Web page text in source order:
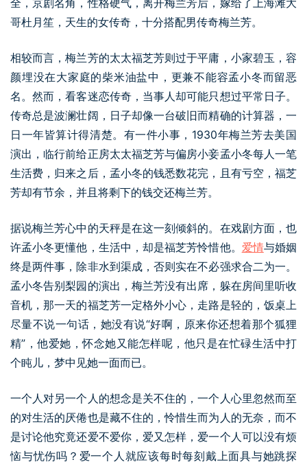
哥杜月笙，天生的女传奇，十分搭配男传奇梅兰芳。
相较而言，梅兰芳的太太福芝芳则过于平庸，小家碧玉，容
颜埋没在大家庭的柴米油盐中，更兼不能容孟小冬而留恶
名。然而，看客迷恋传奇，当事人却可能只想过平常日子。
传奇总是波澜壮阔，日子却像一台破旧而精确的计算器，一
日一年皆算计得清楚。有一件小事，1930年梅兰芳去美国
演出，临行前给正房太太福芝芳与偏房小妾孟小冬每人一笔
生活费，归来之后，孟小冬的钱悉数花完，且有亏空，福芝
芳却有节余，并且将剩下的钱交还梅兰芳。
据说梅兰芳心中的天秤是在这一刻倾斜的。在戏剧方面，也
许孟小冬更懂他，生活中，却是福芝芳怜惜他。 爱情与婚姻
终是两件事，除非水到渠成，否则实在不必强求合二为一。
孟小冬告别梨园的演出，梅兰芳没有出席，躲在房间里听收
音机，那一天的福芝芳一定格外小心，走路是轻的，饭桌上
尽量不说一句话，她没有说“好啊，原来你还想着那个狐狸
精”，他爱她，怀念她又能怎样呢，他只是在忙碌生活中打
个盹儿，梦中见她一面而已。
一个人对另一个人的想念是关不住的，一个人心里忽然而至
的对生活的厌倦也是藏不住的，怜惜生而为人的无奈，而不
是讨论他究竟还爱不爱你，爱又怎样，爱一个人可以没有烦
恼与忧伤吗？爱一个人就应该每时每刻戴上面具与她跳探